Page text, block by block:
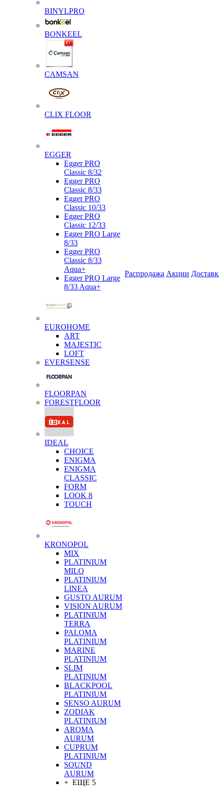
BINYLPRO
BONKEEL
CAMSAN
CLIX FLOOR
EGGER
Egger PRO
Classic 8/32
Egger PRO
Classic 8/33
Egger PRO
Classic 10/33
Egger PRO
Classic 12/33
Egger PRO Large
8/33
Egger PRO
Classic 8/33
Aqua+
Egger PRO Large
8/33 Aqua+
EUROHOME
ART
MAJESTIC
LOFT
EVERSENSE
FLOORPAN
FORESTFLOOR
IDEAL
CHOICE
ENIGMA
ENIGMA
CLASSIC
FORM
LOOK 8
TOUCH
KRONOPOL
MIX
PLATINIUM
MILO
PLATINIUM
LINEA
GUSTO AURUM
VISION AURUM
PLATINIUM
TERRA
PALOMA
PLATINIUM
MARINE
PLATINIUM
SLIM
PLATINIUM
BLACKPOOL
PLATINIUM
SENSO AURUM
ZODIAK
PLATINIUM
AROMA
AURUM
CUPRUM
PLATINIUM
SOUND
AURUM
+ ЕЩЕ 5
Распродажа Акции